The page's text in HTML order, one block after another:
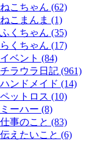
ねこちゃん (62)
ねこまんま (1)
ふくちゃん (35)
らくちゃん (17)
イベント (84)
チラウラ日記 (961)
ハンドメイド (14)
ペットロス (10)
ミーハー (8)
仕事のこと (83)
伝えたいこと (6)